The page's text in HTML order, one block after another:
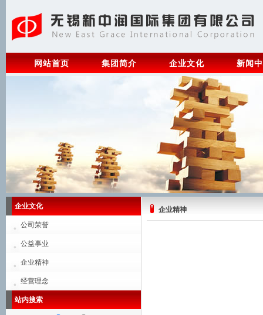
网站首页 集团简介 企业文化 新闻
企业文化
公司荣誉
公益事业
企业精神
经营理念
站内搜索
企业精神